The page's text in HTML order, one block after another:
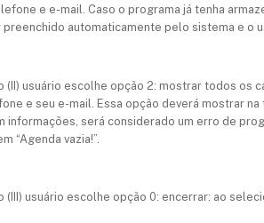
e e-mail. Caso o programa já tenha
preenchido automaticamente pelo sistema e o
(II) usuário escolhe opção 2: mostrar todos os
e seu e-mail. Essa opção deverá mostrar
informações, será considerado um erro de
“Agenda vazia!”.
(III) usuário escolhe opção 0: encerrar: ao